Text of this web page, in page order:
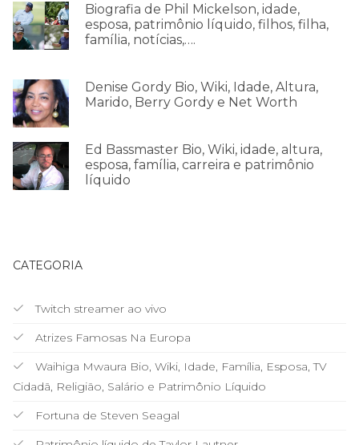
Biografia de Phil Mickelson, idade,
esposa, patrimônio líquido, filhos, filha,
família, notícias,….
Denise Gordy Bio, Wiki, Idade, Altura,
Marido, Berry Gordy e Net Worth
Ed Bassmaster Bio, Wiki, idade, altura,
esposa, família, carreira e patrimônio
líquido
CATEGORIA
Twitch streamer ao vivo
Atrizes Famosas Na Europa
Waihiga Mwaura Bio, Wiki, Idade, Família, Esposa, TV
Cidadã, Religião, Salário e Patrimônio Líquido
Fortuna de Steven Seagal